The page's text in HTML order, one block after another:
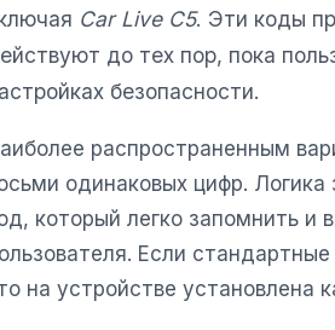
Car Live C5. Эти коды
до тех пор, пока
безопасности.
распространенным
одинаковых цифр.
который легко запомнить и
Если
на устройстве установлена